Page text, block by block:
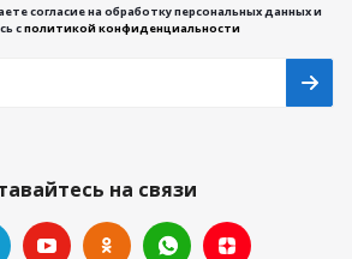
согласие на обработку персональных данных и
сполитикой конфиденциальности
на связи